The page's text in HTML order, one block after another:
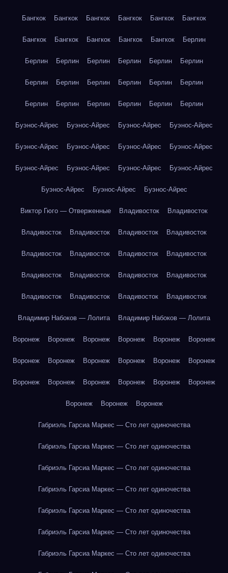
Бангкок Бангкок Бангкок Бангкок Бангкок Бангкок
Бангкок Бангкок Бангкок Бангкок Бангкок Берлин
Берлин Берлин Берлин Берлин Берлин Берлин
Берлин Берлин Берлин Берлин Берлин Берлин
Берлин Берлин Берлин Берлин Берлин Берлин
Буэнос-Айрес Буэнос-Айрес Буэнос-Айрес Буэнос-Айрес
Буэнос-Айрес Буэнос-Айрес Буэнос-Айрес Буэнос-Айрес
Буэнос-Айрес Буэнос-Айрес Буэнос-Айрес Буэнос-Айрес
Буэнос-Айрес Буэнос-Айрес Буэнос-Айрес
Виктор Гюго — Отверженные Владивосток Владивосток
Владивосток Владивосток Владивосток Владивосток
Владивосток Владивосток Владивосток Владивосток
Владивосток Владивосток Владивосток Владивосток
Владивосток Владивосток Владивосток Владивосток
Владимир Набоков — Лолита Владимир Набоков — Лолита
Воронеж Воронеж Воронеж Воронеж Воронеж Воронеж
Воронеж Воронеж Воронеж Воронеж Воронеж Воронеж
Воронеж Воронеж Воронеж Воронеж Воронеж Воронеж
Воронеж Воронеж Воронеж
Габриэль Гарсиа Маркес — Сто лет одиночества
Габриэль Гарсиа Маркес — Сто лет одиночества
Габриэль Гарсиа Маркес — Сто лет одиночества
Габриэль Гарсиа Маркес — Сто лет одиночества
Габриэль Гарсиа Маркес — Сто лет одиночества
Габриэль Гарсиа Маркес — Сто лет одиночества
Габриэль Гарсиа Маркес — Сто лет одиночества